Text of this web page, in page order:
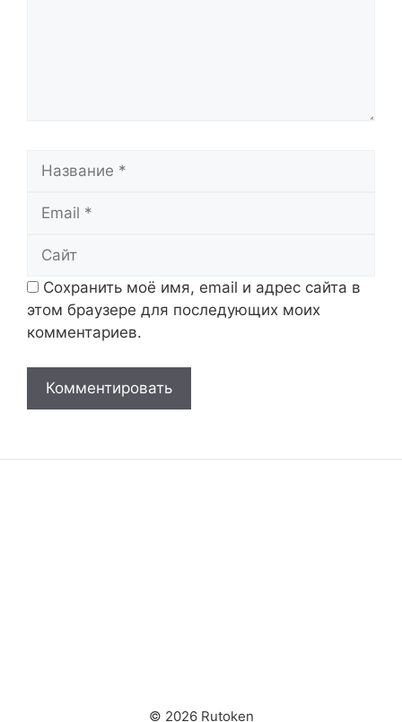
Название
Email
Сайт
Сохранить моё имя, email и адрес сайта в
этом браузере для последующих моих
комментариев.
© 2026 Rutoken